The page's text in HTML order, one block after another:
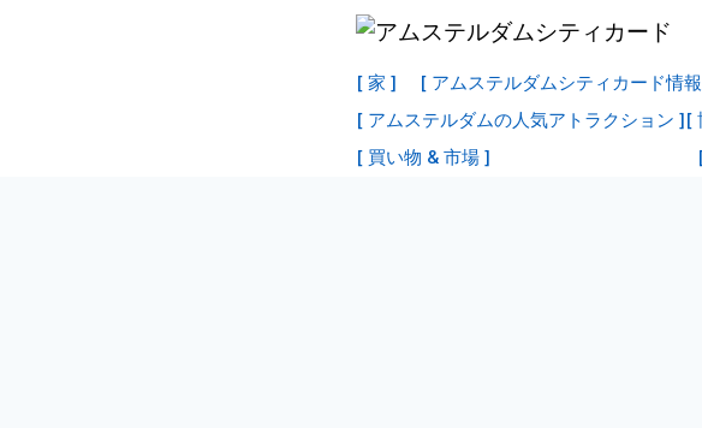
[ 家 ] [ アムステルダムシティカード情
[ アムステルダムの人気アトラクション ][
[ 買い物 & 市場 ]